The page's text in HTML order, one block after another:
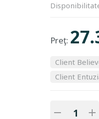
Preţ:
Client
Client